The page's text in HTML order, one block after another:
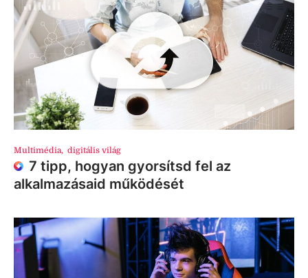
Multimédia, digitális világ
7 tipp, hogyan gyorsítsd fel az
alkalmazásaid működését